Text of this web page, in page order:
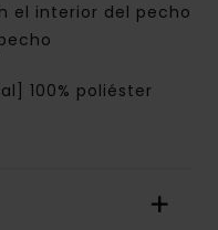
el interior del pecho
100% poliéster